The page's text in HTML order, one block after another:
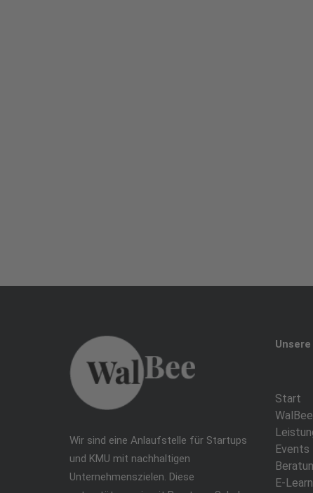
Wir sind eine Anlaufstelle für Startups
und KMU mit nachhaltigen
Unternehmenszielen. Diese
Start
WalBee
Events
E-